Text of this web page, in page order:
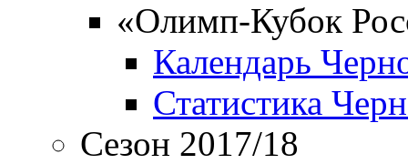
«Олимп-Кубок
Календарь
Статистика
Сезон 2017/18